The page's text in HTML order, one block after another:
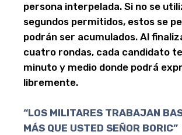
persona interpelada. Si no se
segundos permitidos, estos se
podrán ser acumulados. Al
cuatro rondas, cada candidato
minuto y medio donde podrá
libremente.
“LOS MILITARES TRABAJAN
MÁS QUE USTED SEÑOR BORIC”